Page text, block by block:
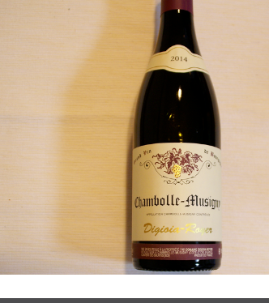
ルーマニア
オーストラリア
ニュージーランド
アメリカ
10,000円〜
シャンパーニュ・
ピノ・ノワール特
ジャケ買いワイン
神の雫ワイン
試飲レポート
お客様のレビュー